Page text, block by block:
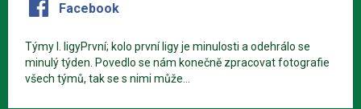
Facebook
Týmy I. ligyPrvní; kolo první ligy je minulosti a odehrálo se
minulý týden. Povedlo se nám konečně zpracovat fotografie
všech týmů, tak se s nimi může...